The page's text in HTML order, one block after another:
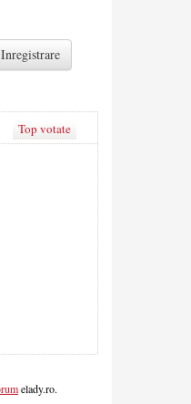
Top votate
elady.ro.